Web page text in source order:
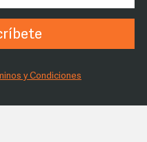
y Condiciones